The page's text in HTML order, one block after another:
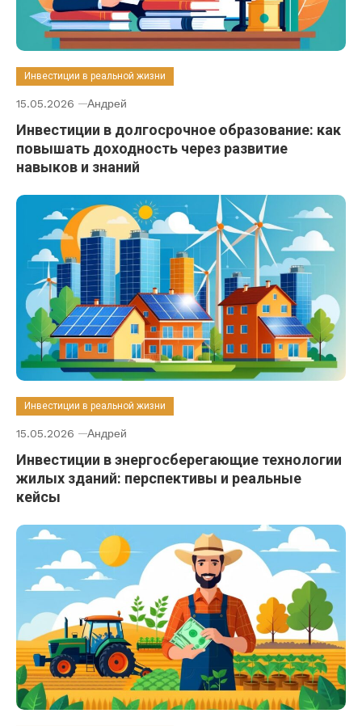
Инвестиции в реальной жизни
15.05.2026 Андрей
Инвестиции в долгосрочное образование: как
повышать доходность через развитие
навыков и знаний
Инвестиции в реальной жизни
15.05.2026 Андрей
Инвестиции в энергосберегающие технологии
жилых зданий: перспективы и реальные
кейсы